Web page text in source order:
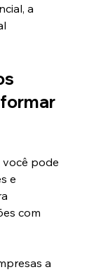
a
você pode
e
com
a